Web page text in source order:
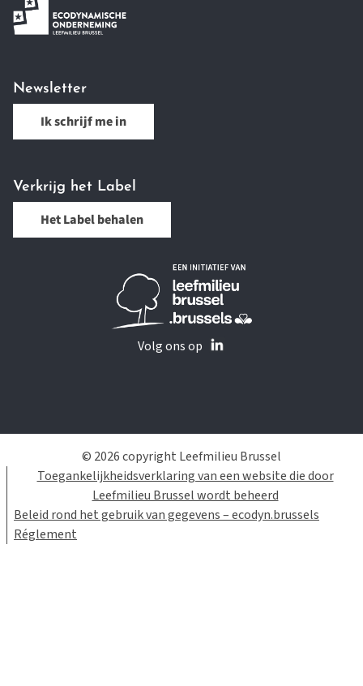
Newsletter
Ik schrijf me in
Verkrijg het Label
Het Label behalen
Volg ons op
© 2026 copyright Leefmilieu Brussel
Toegankelijkheidsverklaring van een website die door
Leefmilieu Brussel wordt beheerd
Beleid rond het gebruik van gegevens – ecodyn.brussels
Réglement